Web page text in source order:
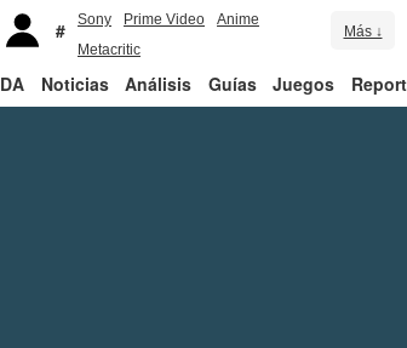
Sony Prime Video
Anime
Metacritic
Más ↓
Noticias Análisis Guías Juegos